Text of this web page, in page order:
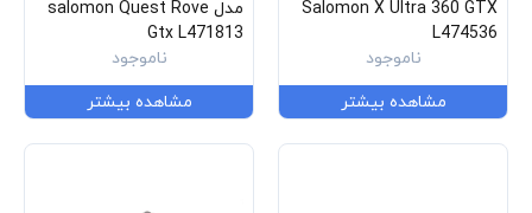
Salomon X Ultra 360 GTX
L474536
ناموجود
مشاهده بیشتر
مدل salomon Quest Rove
Gtx L471813
ناموجود
مشاهده بیشتر